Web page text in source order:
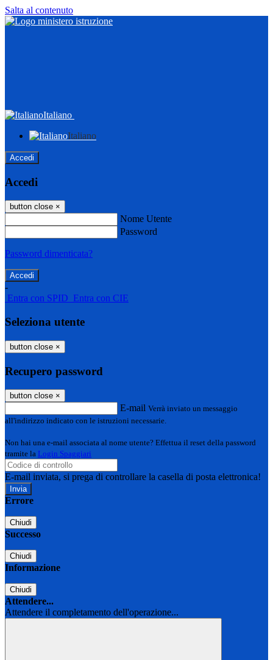
Salta al contenuto
Italiano
Italiano
Accedi
Accedi
button close ×
Nome Utente
Password
Password dimenticata?
-
Entra con SPID Entra con CIE
Seleziona utente
button close ×
Recupero password
button close ×
E-mail Verrà inviato un messaggio
all'indirizzo indicato con le istruzioni necessarie.
Non hai una e-mail associata al nome utente? Effettua il reset della password
tramite la Login Spaggiari
E-mail inviata, si prega di controllare la casella di posta elettronica!
Errore
Chiudi
Successo
Chiudi
Informazione
Chiudi
Attendere...
Attendere il completamento dell'operazione...